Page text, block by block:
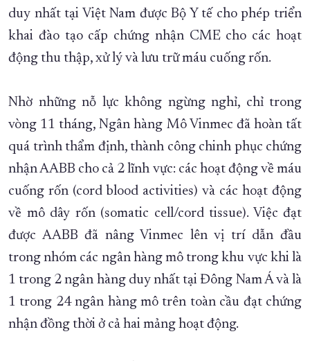
duy nhất tại Việt Nam được Bộ Y tế cho phép triển
khai đào tạo cấp chứng nhận CME cho các hoạt
động thu thập, xử lý và lưu trữ máu cuống rốn.
Nhờ những nỗ lực không ngừng nghỉ, chỉ trong
vòng 11 tháng, Ngân hàng Mô Vinmec đã hoàn tất
quá trình thẩm định, thành công chinh phục chứng
nhận AABB cho cả 2 lĩnh vực: các hoạt động về máu
cuống rốn (cord blood activities) và các hoạt động
về mô dây rốn (somatic cell/cord tissue). Việc đạt
được AABB đã nâng Vinmec lên vị trí dẫn đầu
trong nhóm các ngân hàng mô trong khu vực khi là
1 trong 2 ngân hàng duy nhất tại Đông Nam Á và là
1 trong 24 ngân hàng mô trên toàn cầu đạt chứng
nhận đồng thời ở cả hai mảng hoạt động.